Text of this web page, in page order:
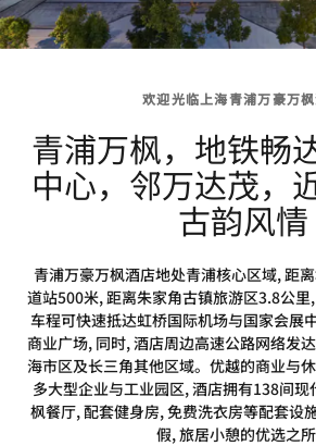
欢迎光临上海青浦万豪万
青浦万枫，地铁畅
中心，邻万达茂，
古韵风情
青浦万豪万枫酒店地处青浦核心区域, 距
道站500米, 距离朱家角古镇旅游区3.8公
车程可快速抵达虹桥国际机场与国家会展
商业广场, 同时, 酒店周边高速公路网络发
海市区及长三角其他区域。优越的商业与
多大型企业与工业园区, 酒店拥有138间
枫餐厅, 配套健身房, 免费洗衣房等配套设
假, 旅居小憩的优选之所